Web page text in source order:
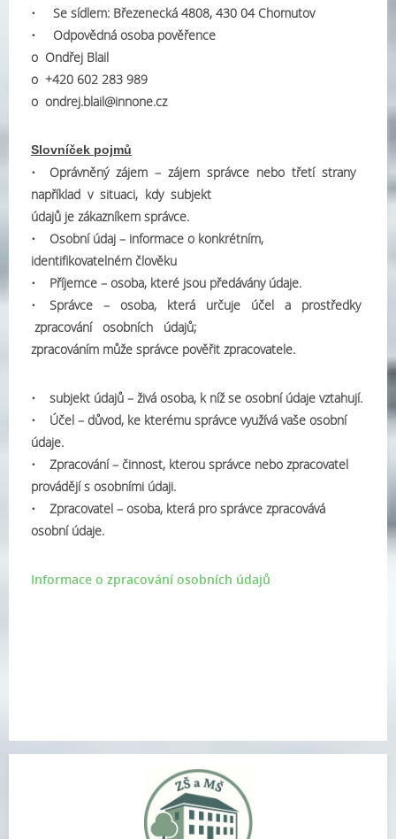
• Se sídlem: Březenecká 4808, 430 04 Chomutov
• Odpovědná osoba pověřence
o Ondřej Blail
o +420 602 283 989
o ondrej.blail@innone.cz
Slovníček pojmů
• Oprávněný zájem – zájem správce nebo třetí strany
například v situaci, kdy subjekt
údajů je zákazníkem správce.
• Osobní údaj – informace o konkrétním,
identifikovatelném člověku
• Příjemce – osoba, které jsou předávány údaje.
• Správce – osoba, která určuje účel a prostředky
zpracování osobních údajů;
zpracováním může správce pověřit zpracovatele.
• subjekt údajů – živá osoba, k níž se osobní údaje vztahují.
• Účel – důvod, ke kterému správce využívá vaše osobní
údaje.
• Zpracování – činnost, kterou správce nebo zpracovatel
provádějí s osobními údaji.
• Zpracovatel – osoba, která pro správce zpracovává
osobní údaje.
Informace o zpracování osobních údajů